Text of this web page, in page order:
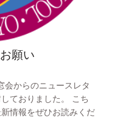
願い
からのニュースレタ
ておりました。 こち
情報をぜひお読みくだ